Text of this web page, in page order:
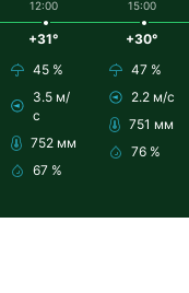
12:00
+31°
45 %
3.5 м/
с
752 мм
67 %
15:00
+30°
47 %
2.2 м/с
751 мм
76 %